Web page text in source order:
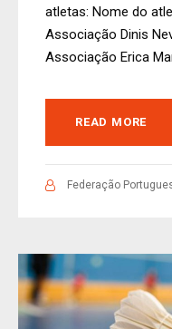
atletas: Nome do
Associação Dinis
Associação Erica
READ MORE
Federação